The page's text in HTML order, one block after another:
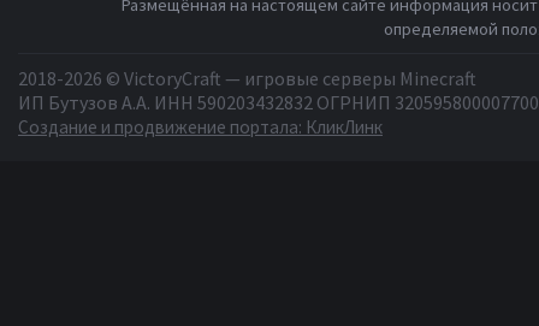
Размещённая на настоящем сайте информация
определяемой
2018-2026 © VictoryCraft — игровые серверы Minecraft
ИП Бутузов А.А. ИНН 590203432832 ОГРНИП 320595800007700
Создание и продвижение портала: КликЛинк